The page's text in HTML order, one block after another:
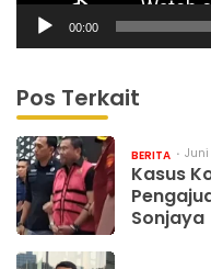
00:00
Pos Terkait
BERITA Juni
Kasus
Sonjaya